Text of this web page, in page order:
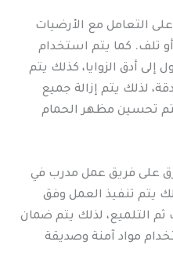
التعامل مع الأرضيات
تلف. كما يتم استخدام
أدق الزوايا، كذلك يتم
لذلك يتم إزالة جميع
تحسين مظهر الحمام
على فريق عمل مدرب في
يتم تنفيذ العمل وفق
التلميع، لذلك يتم ضمان
مواد آمنة وصديقة